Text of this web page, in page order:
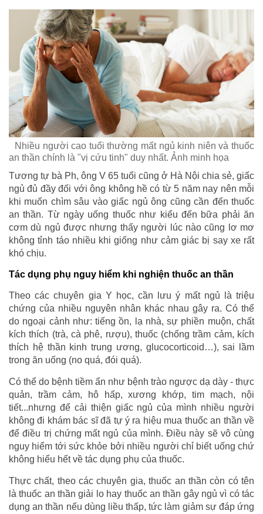
Nhiều người cao tuổi thường mất ngủ kinh niên và thuốc
an thần chính là "vị cứu tinh" duy nhất. Ảnh minh họa
Tương tự bà Ph, ông V 65 tuổi cũng ở Hà Nội chia sẻ, giấc
ngủ đủ đầy đối với ông không hề có từ 5 năm nay nên mỗi
khi muốn chìm sâu vào giấc ngủ ông cũng cần đến thuốc
an thần. Từ ngày uống thuốc như kiểu đến bữa phải ăn
cơm dù ngủ được nhưng thấy người lúc nào cũng lơ mơ
không tỉnh táo nhiều khi giống như cảm giác bị say xe rất
khó chịu.
Tác dụng phụ nguy hiểm khi nghiện thuốc an thần
Theo các chuyên gia Y học, cần lưu ý mất ngủ là triệu
chứng của nhiều nguyên nhân khác nhau gây ra. Có thể
do ngoại cảnh như: tiếng ồn, lạ nhà, sự phiền muộn, chất
kích thích (trà, cà phê, rượu), thuốc (chống trầm cảm, kích
thích hệ thần kinh trung ương, glucocorticoid…), sai lầm
trong ăn uống (no quá, đói quá).
Có thể do bệnh tiềm ẩn như bệnh trào ngược dạ dày - thực
quản, trầm cảm, hô hấp, xương khớp, tim mạch, nội
tiết...nhưng để cải thiện giấc ngủ của mình nhiều người
không đi khám bác sĩ đã tự ý ra hiệu mua thuốc an thần về
để điều trị chứng mất ngủ của mình. Điều này sẽ vô cùng
nguy hiểm tới sức khỏe bởi nhiều người chỉ biết uống chứ
không hiểu hết về tác dụng phụ của thuốc.
Thực chất, theo các chuyên gia, thuốc an thần còn có tên
là thuốc an thần giải lo hay thuốc an thần gây ngủ vì có tác
dụng an thần nếu dùng liều thấp, tức làm giảm sự đáp ứng